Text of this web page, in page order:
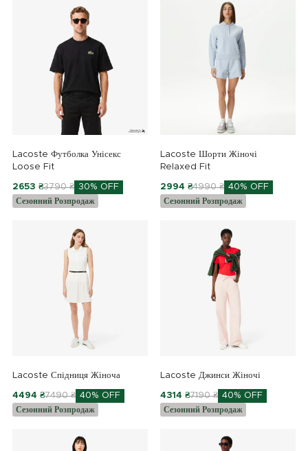
Lacoste Футболка Унісекс
Loose Fit
2653 ₴3790 ₴ 30% OFF
Сезонний Розпродаж
Lacoste Шорти Жіночі
Relaxed Fit
2994 ₴4990 ₴ 40% OFF
Сезонний Розпродаж
Lacoste Спідниця Жіноча
4494 ₴7490 ₴ 40% OFF
Сезонний Розпродаж
Lacoste Джинси Жіночі
4314 ₴7190 ₴ 40% OFF
Сезонний Розпродаж